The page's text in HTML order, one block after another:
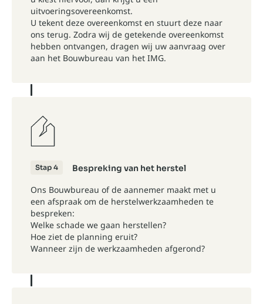
uitvoeringsovereenkomst.
U tekent deze overeenkomst en stuurt deze naar
ons terug. Zodra wij de getekende overeenkomst
hebben ontvangen, dragen wij uw aanvraag over
aan het Bouwbureau van het IMG.
Stap 4 Bespreking van het herstel
Ons Bouwbureau of de aannemer maakt met u
een afspraak om de herstelwerkzaamheden te
bespreken:
Welke schade we gaan herstellen?
Hoe ziet de planning eruit?
Wanneer zijn de werkzaamheden afgerond?